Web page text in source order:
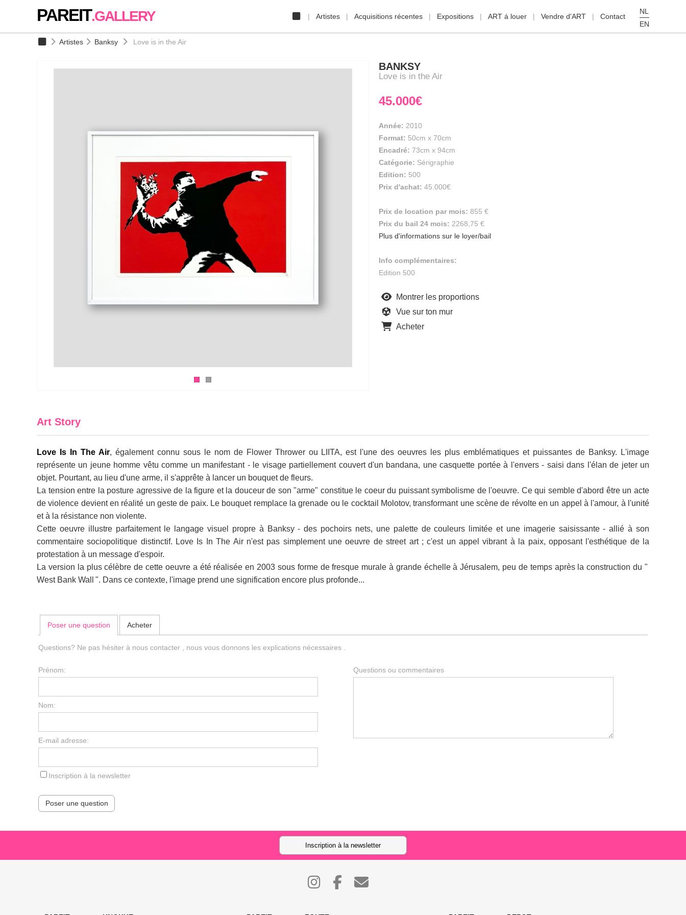
NL
EN
Artistes Acquisitions récentes Expositions ART á louer Vendre d'ART Contact
PAREIT.GALLERY
Artistes Banksy Love is in the Air
BANKSY
Love is in the Air
45.000€
Année: 2010
Format: 50cm x 70cm
Encadré: 73cm x 94cm
Catégorie: Sérigraphie
Edition: 500
Prix d'achat: 45.000€
Prix de location par mois: 855 €
Prix du bail 24 mois: 2268,75 €
Plus d'informations sur le loyer/bail
Info complémentaires:
Edition 500
Montrer les proportions
Vue sur ton mur
Acheter
Art Story
Love Is In The Air, également connu sous le nom de Flower Thrower ou LIITA, est l'une des oeuvres les plus emblématiques et puissantes de Banksy. L'image
représente un jeune homme vêtu comme un manifestant - le visage partiellement couvert d'un bandana, une casquette portée à l'envers - saisi dans l'élan de jeter un
objet. Pourtant, au lieu d'une arme, il s'apprête à lancer un bouquet de fleurs.
La tension entre la posture agressive de la figure et la douceur de son "arme" constitue le coeur du puissant symbolisme de l'oeuvre. Ce qui semble d'abord être un acte
de violence devient en réalité un geste de paix. Le bouquet remplace la grenade ou le cocktail Molotov, transformant une scène de révolte en un appel à l'amour, à l'unité
et à la résistance non violente.
Cette oeuvre illustre parfaitement le langage visuel propre à Banksy - des pochoirs nets, une palette de couleurs limitée et une imagerie saisissante - allié à son
commentaire sociopolitique distinctif. Love Is In The Air n'est pas simplement une oeuvre de street art ; c'est un appel vibrant à la paix, opposant l'esthétique de la
protestation à un message d'espoir.
La version la plus célèbre de cette oeuvre a été réalisée en 2003 sous forme de fresque murale à grande échelle à Jérusalem, peu de temps après la construction du "
West Bank Wall ". Dans ce contexte, l'image prend une signification encore plus profonde...
Poser une question Acheter
Questions? Ne pas hésiter à nous contacter , nous vous donnons les explications nécessaires .
Prénom:
Nom:
E-mail adresse:
Inscription à la newsletter
Questions ou commentaires
Poser une question
Inscription à la newsletter